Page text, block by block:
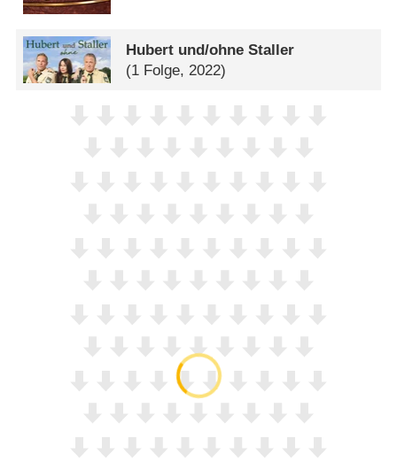
Hubert und/​ohne Staller
(1 Folge, 2022)